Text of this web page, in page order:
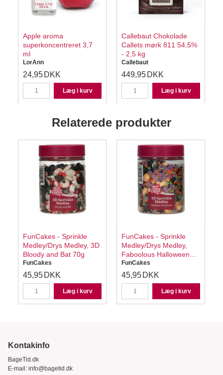
Apple aroma
superkoncentreret 3,7
ml
LorAnn
24,95 DKK
Læg i kurv
Callebaut Chokolade
Callets mørk 811 54,5%
- 2,5 kg
Callebaut
449,95 DKK
Læg i kurv
Relaterede produkter
FunCakes - Sprinkle
Medley/Drys Medley, 3D
Bloody and Bat 70g
FunCakes
45,95 DKK
Læg i kurv
FunCakes - Sprinkle
Medley/Drys Medley,
Faboolous Halloween
70g
FunCakes
45,95 DKK
Læg i kurv
Kontakinfo
BageTid.dk
E-mail: info@bagetid.dk